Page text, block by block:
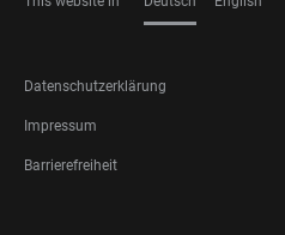
FOOTER
LEGAL
Datenschutzerklärung
Impressum
Barrierefreiheit